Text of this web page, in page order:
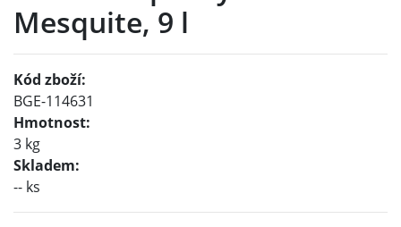
Mesquite, 9 l
Kód zboží:
BGE-114631
Hmotnost:
3 kg
Skladem:
-- ks